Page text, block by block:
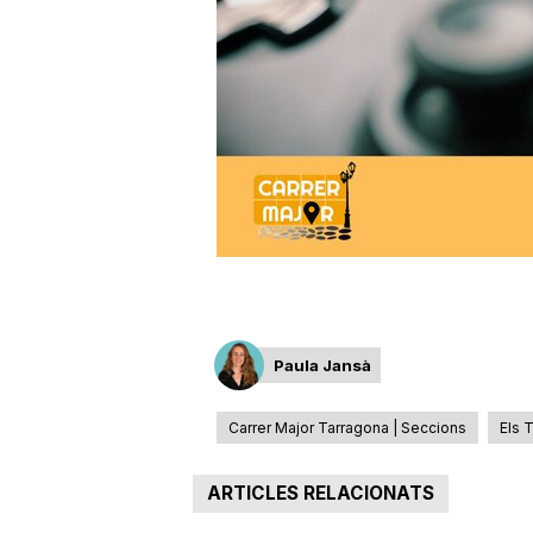
r
o
n
Paula Jansà
Carrer Major Tarragona | Seccions Els
ARTICLES RELACIONATS